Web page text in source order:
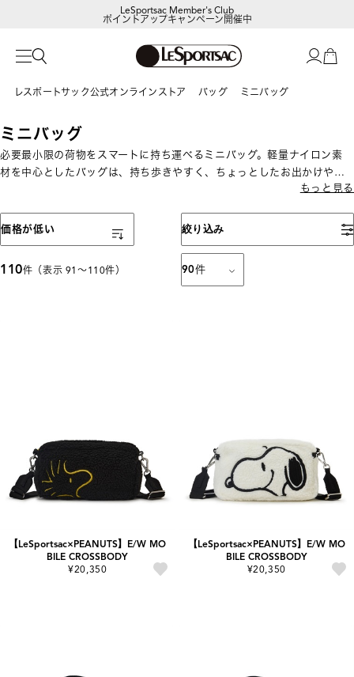
LeSportsac Member's Club
ポイントアップキャンペーン開催中
レスポートサック公式オンラインストア バッグ ミニバッグ
ミニバッグ
必要最小限の荷物をスマートに持ち運べるミニバッグ。軽量ナイロン素
材を中心としたバッグは、持ち歩きやすく、ちょっとしたお出かけやサ
もっと見る
絞り込み
110件（表示 91〜110件） 90件
表示順
価格が低い
【LeSportsac×PEANUTS】E/W MO
BILE CROSSBODY
¥20,350
【LeSportsac×PEANUTS】E/W MO
BILE CROSSBODY
¥20,350